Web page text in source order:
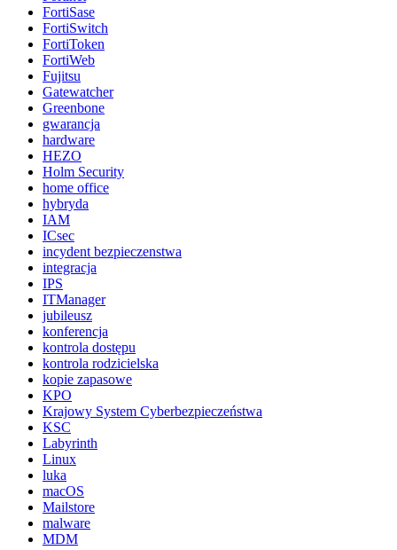
FortiSase
FortiSwitch
FortiToken
FortiWeb
Fujitsu
Gatewatcher
Greenbone
gwarancja
hardware
HEZO
Holm Security
home office
hybryda
IAM
ICsec
incydent bezpieczenstwa
integracja
IPS
ITManager
jubileusz
konferencja
kontrola dostępu
kontrola rodzicielska
kopie zapasowe
KPO
Krajowy System Cyberbezpieczeństwa
KSC
Labyrinth
Linux
luka
macOS
Mailstore
malware
MDM